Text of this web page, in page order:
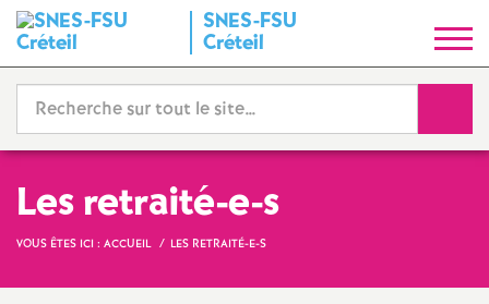
SNES-FSU
Créteil
y
n
Les retraité-e-s
VOUS ÊTES ICI : ACCUEIL LES RETRAITÉ-E-S